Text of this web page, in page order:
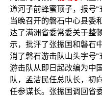
道河子前蜂蜜顶子，报号“
当晚召开的磐石中心县委
达了满洲省委常委关于整
示，批评了张振国和磐石
消了磐石游击队山头字号“
游击队从即日起改编为中
队，孟洁民任总队长，初
任参谋长。张振国调回省